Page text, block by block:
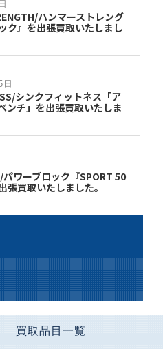
ハンマーストレング
ク』を出張買取いたしまし
シンクフィットネス「ア
ンチ」を出張買取いたしま
ワーブロック『SPORT 50
張買取いたしました。
買取品目一覧